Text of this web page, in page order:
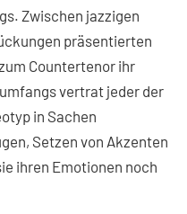
Zwischen jazzigen
präsentierten
Countertenor ihr
vertrat jeder der
in Sachen
Setzen von Akzenten
ihren Emotionen noch